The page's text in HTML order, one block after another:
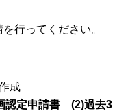
行ってください。
成
認定申請書 (2)過去3